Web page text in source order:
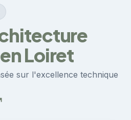
Loiret
sur l'excellence technique